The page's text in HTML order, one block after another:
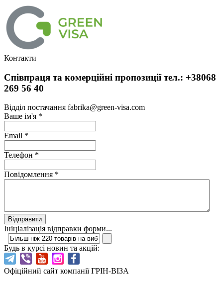
Контакти
Співпраця та комерційні пропозиції тел.: +38068
269 56 40
Відділ постачання fabrika@green-visa.com
Ваше ім'я *
Email *
Телефон *
Повідомлення *
Відправити
Ініціалізація відправки форми...
Будь в курсі новин та акцій:
Офіційний сайт компанії ГРІН-ВІЗА